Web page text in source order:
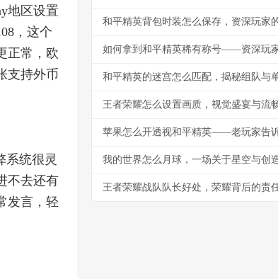
地区设置
，这个
正常，欧
支持外币
系统很灵
不去还有
发言，轻
如何拿到和平精英稀有称号——资深玩
苹果怎么开透视和平精英——老玩家告
我的世界怎么月球，一场关于星空与创